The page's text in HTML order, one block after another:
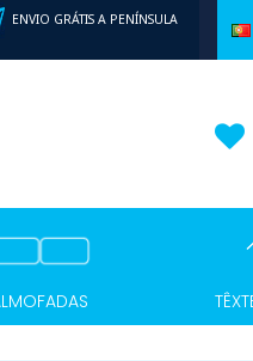
ENVIO GRÁTIS A PENÍNSULA